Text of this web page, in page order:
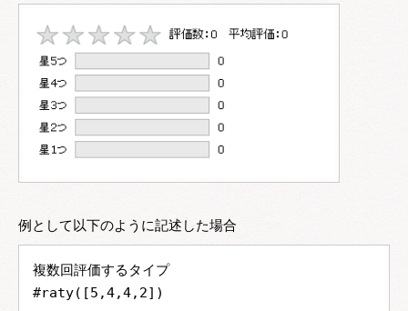
例として以下のように記述した場合
複数回評価するタイプ
#raty([5,4,4,2])